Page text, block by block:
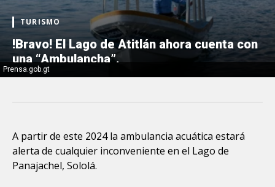
Prensa.gob.gt
TURISMO
!Bravo! El Lago de Atitlán ahora cuenta con
una “Ambulancha”.
A partir de este 2024 la ambulancia acuática estará
alerta de cualquier inconveniente en el Lago de
Panajachel, Sololá.